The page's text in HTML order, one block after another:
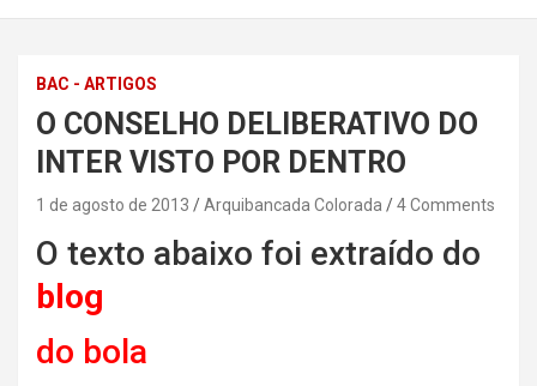
BAC - ARTIGOS
O CONSELHO DELIBERATIVO DO
INTER VISTO POR DENTRO
1 de agosto de 2013 Arquibancada Colorada 4 Comments
O texto abaixo foi extraído do
blog
do bola